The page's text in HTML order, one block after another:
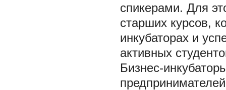
спикерами. Для
старших курсов,
инкубаторах и
активных
Бизнес-